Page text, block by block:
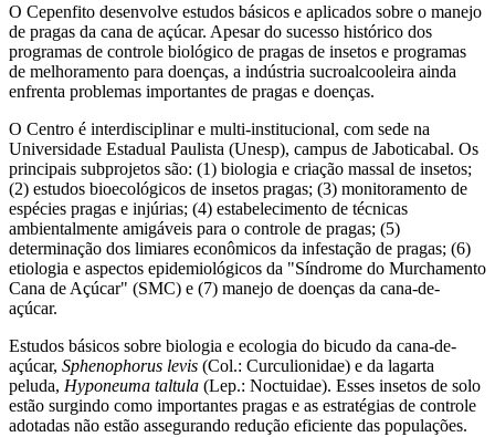
O Cepenfito desenvolve estudos básicos e aplicados sobre o manejo
de pragas da cana de açúcar. Apesar do sucesso histórico dos
programas de controle biológico de pragas de insetos e programas
de melhoramento para doenças, a indústria sucroalcooleira ainda
enfrenta problemas importantes de pragas e doenças.
O Centro é interdisciplinar e multi-institucional, com sede na
Universidade Estadual Paulista (Unesp), campus de Jaboticabal. Os
principais subprojetos são: (1) biologia e criação massal de insetos;
(2) estudos bioecológicos de insetos pragas; (3) monitoramento de
espécies pragas e injúrias; (4) estabelecimento de técnicas
ambientalmente amigáveis para o controle de pragas; (5)
determinação dos limiares econômicos da infestação de pragas; (6)
etiologia e aspectos epidemiológicos da "Síndrome do Murchamento
Cana de Açúcar" (SMC) e (7) manejo de doenças da cana-de-
açúcar.
Estudos básicos sobre biologia e ecologia do bicudo da cana-de-
açúcar, Sphenophorus levis (Col.: Curculionidae) e da lagarta
peluda, Hyponeuma taltula (Lep.: Noctuidae). Esses insetos de solo
estão surgindo como importantes pragas e as estratégias de controle
adotadas não estão assegurando redução eficiente das populações.